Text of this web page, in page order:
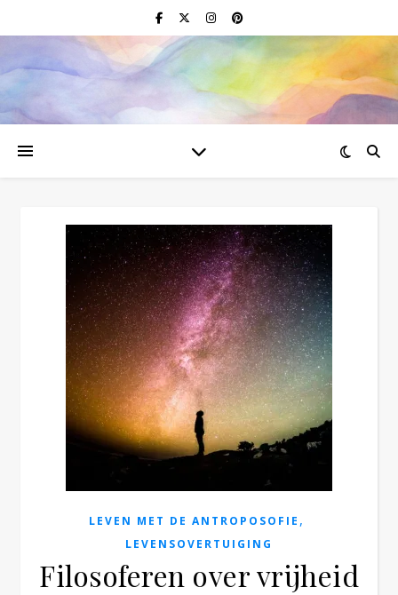
LEVEN MET DE ANTROPOSOFIE ,
LEVENSOVERTUIGING
Filosoferen over vrijheid